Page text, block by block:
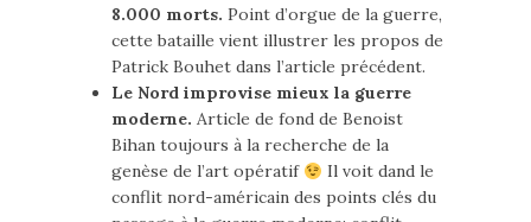
8.000 morts. Point d’orgue de la guerre,
cette bataille vient illustrer les propos de
Patrick Bouhet dans l’article précédent.
Le Nord improvise mieux la guerre
moderne. Article de fond de Benoist
Bihan toujours à la recherche de la
genèse de l’art opératif
Il voit dand le
conflit nord-américain des points clés du